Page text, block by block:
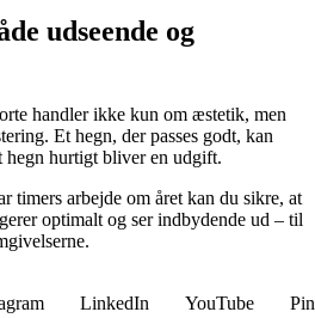
udseende og
handler ikke kun om æstetik, men
Et hegn, der passes godt, kan
hegn hurtigt bliver en udgift.
timers arbejde om året kan du sikre, at
optimalt og ser indbydende ud – til
LinkedIn YouTube